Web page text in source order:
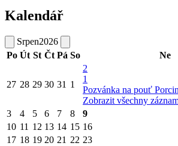
Kalendář
Srpen2026
Po Út St Čt Pá So Ne
27 28 29 30 31 1
2
1
Pozvánka na pouť
Zobrazit všechny
3
4 5 6 7 8
9
10 11 12 13 14 15 16
17 18 19 20 21 22 23